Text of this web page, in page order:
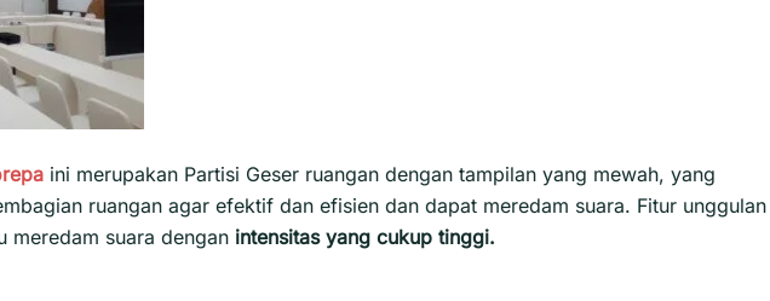
ini merupakan Partisi Geser ruangan dengan tampilan yang mewah, yang
ruangan agar efektif dan efisien dan dapat meredam suara. Fitur unggulan
meredam suara dengan intensitas yang cukup tinggi.